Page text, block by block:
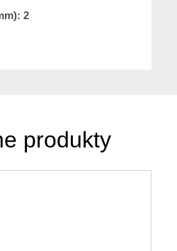
2
produkty